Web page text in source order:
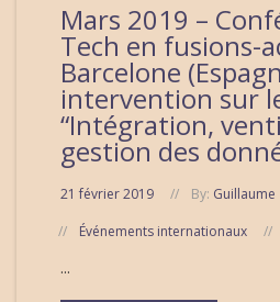
Mars 2019 –
Tech en fusions-
Barcelone
intervention sur
“Intégration,
gestion des
21 février 2019 By: Guillaume
Événements internationaux
...